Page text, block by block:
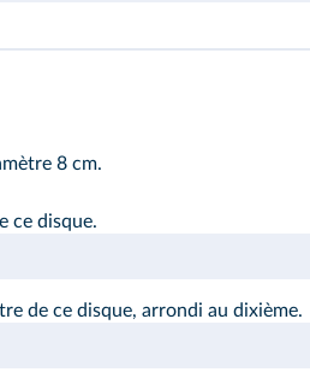
8 cm.
ce disque.
de ce disque, arrondi au dixième.